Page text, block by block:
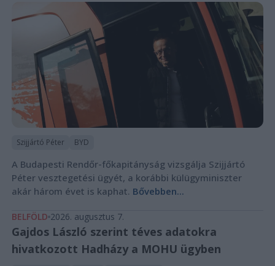
Szijjártó Péter BYD
A Budapesti Rendőr-főkapitányság vizsgálja Szijjártó
Péter vesztegetési ügyét, a korábbi külügyminiszter
akár három évet is kaphat. Bővebben...
BELFÖLD 2026. augusztus 7.
Gajdos László szerint téves adatokra
hivatkozott Hadházy a MOHU ügyben